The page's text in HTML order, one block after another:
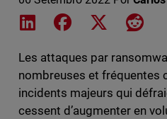
Share on LinkedIn
Share on Facebook
Share on X
Les attaques par
nombreuses et fréquentes
incidents majeurs qui
cessent d’augmenter en